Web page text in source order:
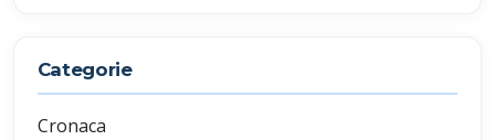
Categorie
Cronaca